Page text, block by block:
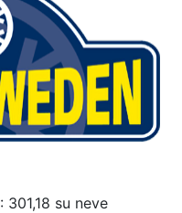
: 301,18 su neve